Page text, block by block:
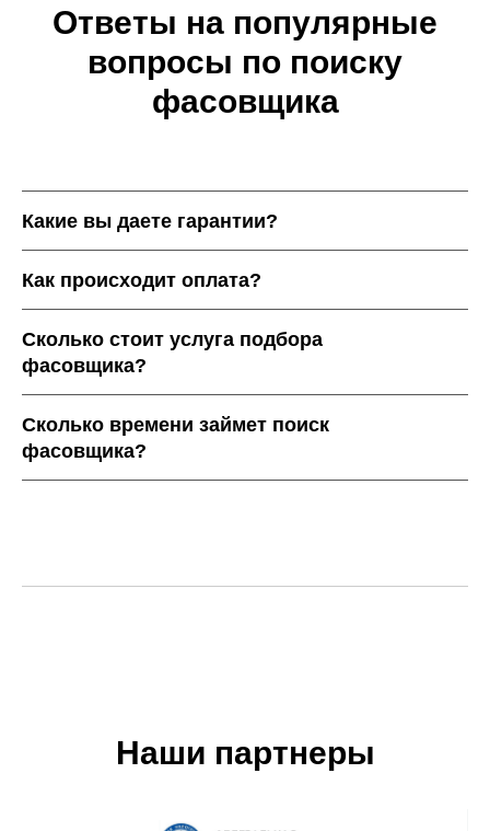
Ответы на популярные
вопросы по поиску
фасовщика
Какие вы даете гарантии?
Как происходит оплата?
Сколько стоит услуга подбора
фасовщика?
Сколько времени займет поиск
фасовщика?
Наши партнеры